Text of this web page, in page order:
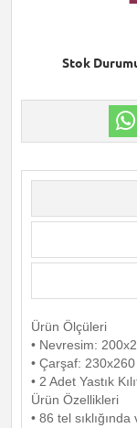
Stok
Ürün Ölçüleri
• Nevresim:
• Çarşaf:
• 2 Adet Yastık
Ürün Özellikleri
• 86 tel